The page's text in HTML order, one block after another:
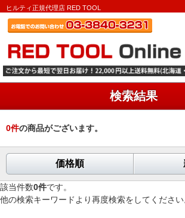
ヒルティ正規代理店 RED TOOL
検索結果
0件の商品がございます。
価格順
該当件数0件です。
他の検索キーワードより再度検索をしてください